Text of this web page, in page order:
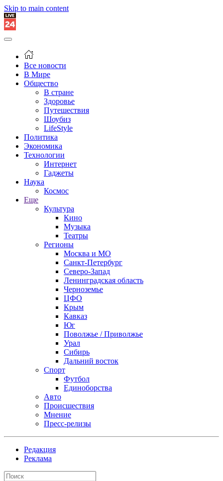
Skip to main content
Все новости
В Мире
Общество
В стране
Здоровье
Путешествия
Шоубиз
LifeStyle
Политика
Экономика
Технологии
Интернет
Гаджеты
Наука
Космос
Еще
Культура
Кино
Музыка
Театры
Регионы
Москва и МО
Санкт-Петербург
Северо-Запад
Ленинградская область
Черноземье
ЦФО
Крым
Кавказ
Юг
Поволжье / Приволжье
Урал
Сибирь
Дальний восток
Спорт
Футбол
Единоборства
Авто
Происшествия
Мнение
Пресс-релизы
Редакция
Реклама